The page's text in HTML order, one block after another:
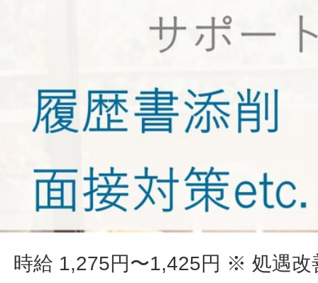
時給 1,275円〜1,425円 ※ 処遇改